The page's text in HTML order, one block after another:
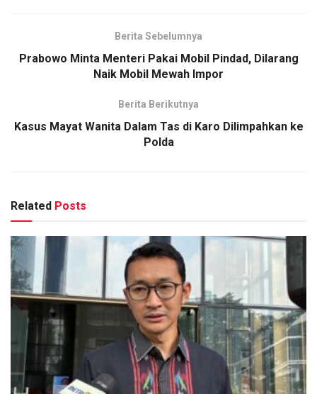
Berita Sebelumnya
Prabowo Minta Menteri Pakai Mobil Pindad, Dilarang
Naik Mobil Mewah Impor
Berita Berikutnya
Kasus Mayat Wanita Dalam Tas di Karo Dilimpahkan ke
Polda
Related Posts